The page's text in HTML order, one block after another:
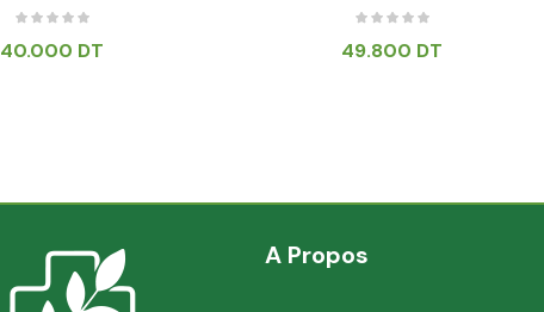
40.000 DT 49.800 DT
A Propos